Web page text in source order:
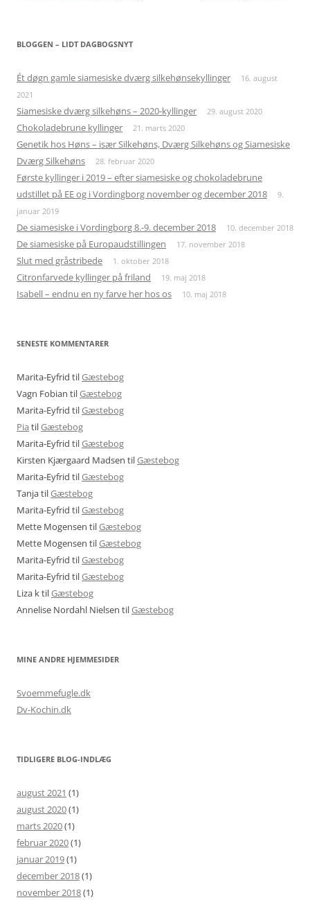
BLOGGEN – LIDT DAGBOGSNYT
Ét døgn gamle siamesiske dværg silkehønsekyllinger
16. august
2021
Siamesiske dværg silkehøns – 2020-kyllinger 29. august 2020
Chokoladebrune kyllinger 21. marts 2020
Genetik hos Høns – især Silkehøns, Dværg Silkehøns og Siamesiske
Dværg Silkehøns
28. februar 2020
Første kyllinger i 2019 – efter siamesiske og chokoladebrune
udstillet på EE og i Vordingborg november og december 2018
9.
januar 2019
De siamesiske i Vordingborg 8.-9. december 2018 10. december 2018
De siamesiske på Europaudstillingen 17. november 2018
Slut med gråstribede 1. oktober 2018
Citronfarvede kyllinger på friland 19. maj 2018
Isabell – endnu en ny farve her hos os 10. maj 2018
SENESTE KOMMENTARER
Marita-Eyfrid tilGæstebog
Vagn Fobian tilGæstebog
Marita-Eyfrid tilGæstebog
Pia tilGæstebog
Marita-Eyfrid tilGæstebog
Kirsten Kjærgaard Madsen tilGæstebog
Marita-Eyfrid tilGæstebog
TanjatilGæstebog
Marita-Eyfrid tilGæstebog
Mette Mogensen tilGæstebog
Mette Mogensen tilGæstebog
Marita-Eyfrid tilGæstebog
Marita-Eyfrid tilGæstebog
Liza ktilGæstebog
Annelise Nordahl Nielsen tilGæstebog
MINE ANDRE HJEMMESIDER
Svoemmefugle.dk
Dv-Kochin.dk
TIDLIGERE BLOG-INDLÆG
august 2021 (1)
august 2020(1)
marts 2020(1)
februar 2020(1)
januar 2019(1)
december 2018(1)
november 2018(1)